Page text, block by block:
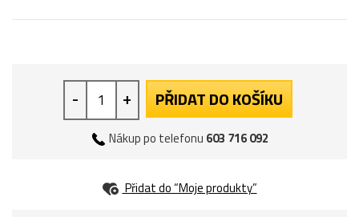
- + PŘIDAT DO KOŠÍKU
Nákup po telefonu 603 716 092
Přidat do “Moje produkty”